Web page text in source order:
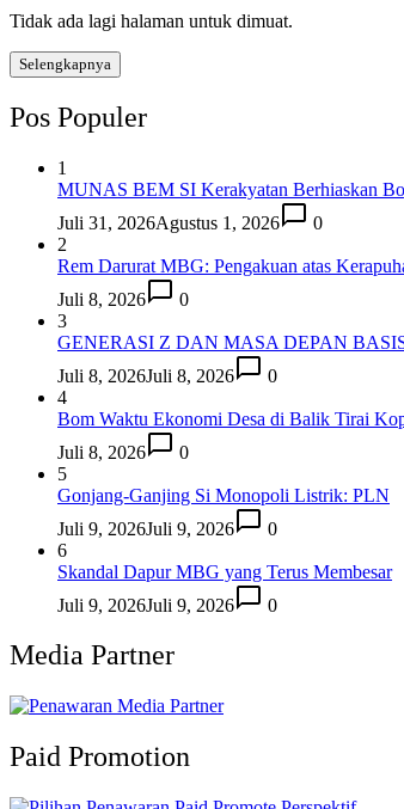
Tidak ada lagi halaman untuk dimuat.
Selengkapnya
Pos Populer
1
MUNAS BEM SI Kerakyatan Berhiaskan
Juli 31, 2026Agustus 1, 2026
0
2
Rem Darurat MBG: Pengakuan atas
Juli 8, 2026
0
3
GENERASI Z DAN MASA DEPAN
Juli 8, 2026Juli 8, 2026
0
4
Bom Waktu Ekonomi Desa di Balik Tirai
Juli 8, 2026
0
5
Gonjang-Ganjing Si Monopoli Listrik: PLN
Juli 9, 2026Juli 9, 2026
0
6
Skandal Dapur MBG yang Terus Membesar
Juli 9, 2026Juli 9, 2026 0
Media Partner
Paid Promotion